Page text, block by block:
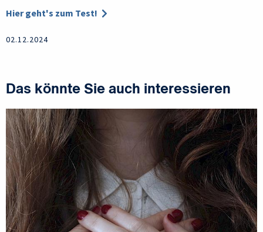
Hier geht's zum Test!
02.12.2024
Das könnte Sie auch interessieren